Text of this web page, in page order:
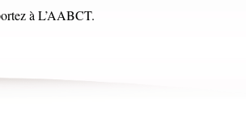
à L’AABCT.